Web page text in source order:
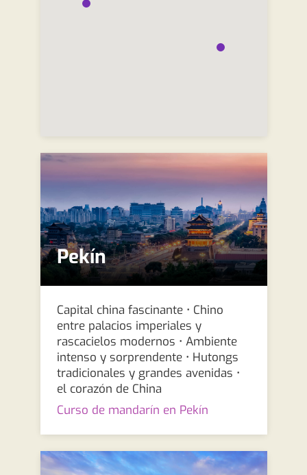
Pekín
Capital china fascinante • Chino
entre palacios imperiales y
rascacielos modernos • Ambiente
intenso y sorprendente • Hutongs
tradicionales y grandes avenidas •
el corazón de China
Curso de mandarín en Pekín